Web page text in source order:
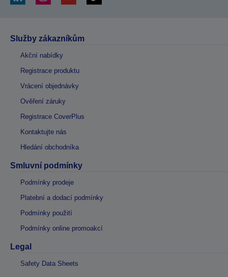
Služby zákazníkům
Akční nabídky
Registrace produktu
Vrácení objednávky
Ověření záruky
Registrace CoverPlus
Kontaktujte nás
Hledání obchodníka
Smluvní podmínky
Podmínky prodeje
Platební a dodací podmínky
Podmínky použití
Podmínky online promoakcí
Legal
Safety Data Sheets